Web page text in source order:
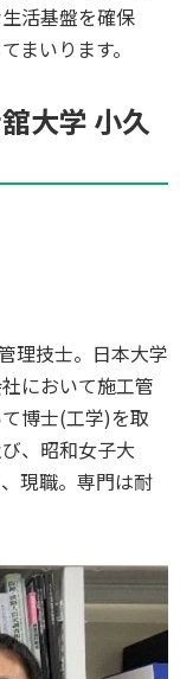
活基盤を確保
まいります。
大学 小久
理技士。日本大学
において施工管
博士(工学)を取
、昭和女子大
現職。専門は耐